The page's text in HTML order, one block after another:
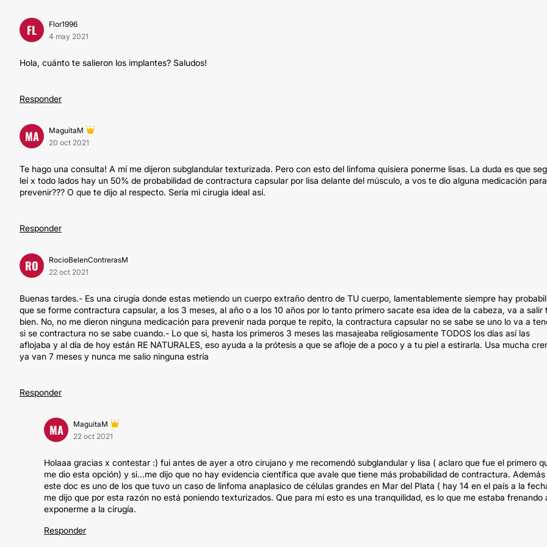
FL
Flor1996
4 may 2021
Hola, cuánto te salieron los implantes? Saludos!
Responder
MA
MaguitaM
20 oct 2021
Te hago una consulta! A mí me dijeron subglandular texturizada. Pero con esto del linfoma quisiera ponerme lisas. La duda es que
leí x todo lados hay un 50% de probabilidad de contractura capsular por lisa delante del músculo, a vos te dio alguna medicación para
prevenir??? O que te dijo al respecto. Sería mi cirugía ideal así.
Responder
RO
RocioBelenContrerasM
22 oct 2021
Buenas tardes.- Es una cirugía donde estas metiendo un cuerpo extraño dentro de TU cuerpo, lamentablemente siempre hay
que se forme contractura capsular, a los 3 meses, al año o a los 10 años por lo tanto primero sacate esa idea de la cabeza, va a salir
bien. No, no me dieron ninguna medicación para prevenir nada porque te repito, la contractura capsular no se sabe se uno lo va a
si se contractura no se sabe cuando.- Lo que si, hasta los primeros 3 meses las masajeaba religiosamente TODOS los días así las
aflojaba y al día de hoy están RE NATURALES, eso ayuda a la prótesis a que se afloje de a poco y a tu piel a estirarla. Usa mucha
ya van 7 meses y nunca me salio ninguna estría
Responder
MA
MaguitaM
22 oct 2021
Holaaa gracias x contestar :) fui antes de ayer a otro cirujano y me recomendó subglandular y lisa ( aclaro que fue el primero
me dio esta opción) y si...me dijo que no hay evidencia científica que avale que tiene más probabilidad de contractura. Además
este doc es uno de los que tuvo un caso de linfoma anaplasico de células grandes en Mar del Plata ( hay 14 en el país a la
me dijo que por esta razón no está poniendo texturizados. Que para mí esto es una tranquilidad, es lo que me estaba frenando
exponerme a la cirugía.
Responder